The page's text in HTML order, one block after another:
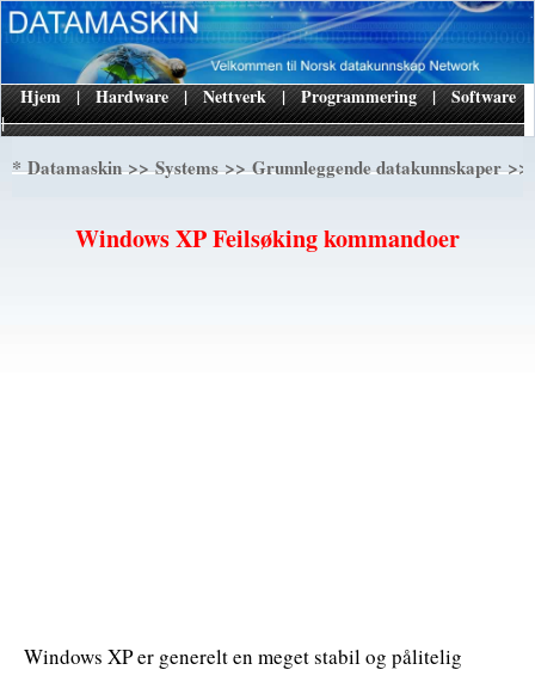
|
Hjem | Hardware | Nettverk | Programmering | Software
*Datamaskin>>Systems>>Grunnleggende datakunnskaper>>
Windows XP Feilsøking kommandoer
Windows XP er generelt en meget stabil og pålitelig